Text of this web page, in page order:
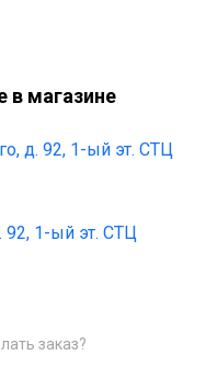
в магазине
д. 92, 1-ый эт. СТЦ
92, 1-ый эт. СТЦ
заказ?